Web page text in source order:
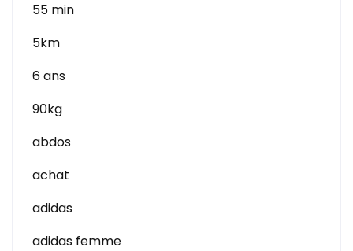
55 min
5km
6 ans
90kg
abdos
achat
adidas
adidas femme